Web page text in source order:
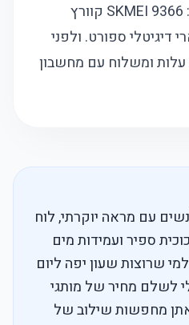
SKMEI 9366 קוורץ
דיגיטלי ספורט. ולפני
ומשלוח עם מחשבון
עם מראה יוקרתי, לוח
של 32 מ"מ, זכוכית ספיר ועמידות מים
שרוצות שעון יפה ליום
לשלם מחיר של מותגי
מחפשות שילוב של